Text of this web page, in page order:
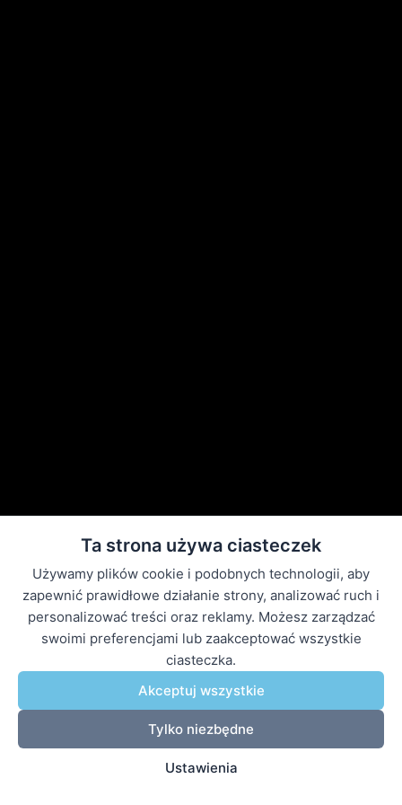
Ta strona używa ciasteczek
Używamy plików cookie i podobnych technologii, aby
zapewnić prawidłowe działanie strony, analizować ruch i
personalizować treści oraz reklamy. Możesz zarządzać
swoimi preferencjami lub zaakceptować wszystkie
ciasteczka.
Akceptuj wszystkie
Tylko niezbędne
Ustawienia